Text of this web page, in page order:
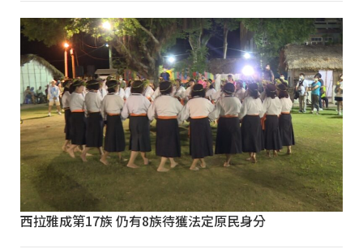
西拉雅成第17族 仍有8族待獲法定原民身分